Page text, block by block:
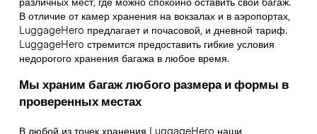
В отличие от камер хранения на вокзалах и в аэропортах,
LuggageHero предлагает и почасовой, и дневной тариф.
LuggageHero стремится предоставить гибкие условия
недорогого хранения багажа в любое время.
Мы храним багаж любого размера и формы в
проверенных местах
В любой из точек хранения LuggageHero наши